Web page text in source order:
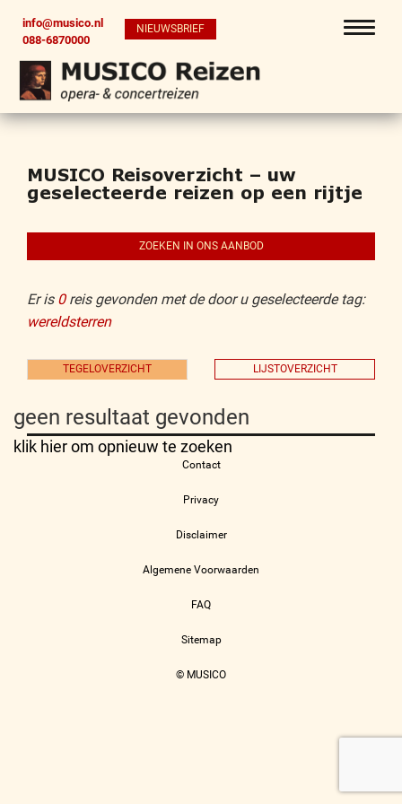
info@musico.nl
088-6870000
NIEUWSBRIEF
MUSICO Reisoverzicht – uw
geselecteerde reizen op een rijtje
ZOEKEN IN ONS AANBOD
Er is 0reis gevonden met de door u geselecteerde tag:
wereldsterren
TEGELOVERZICHT LIJSTOVERZICHT
geen resultaat gevonden
klik hier om opnieuw te zoeken
Contact
Privacy
Disclaimer
Algemene Voorwaarden
FAQ
Sitemap
© MUSICO